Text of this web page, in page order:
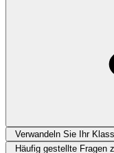
Verwandeln Sie Ihr
Häufig gestellte Fragen